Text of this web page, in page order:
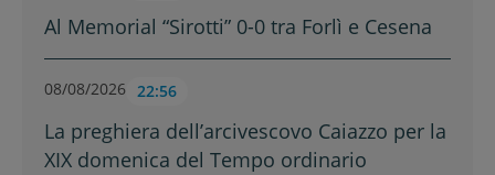
Al Memorial “Sirotti” 0-0 tra Forlì e Cesena
08/08/2026 22:56
La preghiera dell’arcivescovo Caiazzo per la
XIX domenica del Tempo ordinario